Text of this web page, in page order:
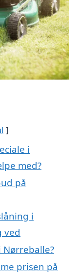
i
med?
på
i
ved
prisen på